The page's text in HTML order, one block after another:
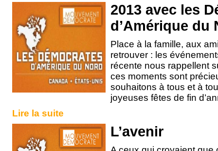
2013 avec les
d’Amérique du
Place à la famille, aux
retrouver : les
récente nous rappellent
ces moments sont
souhaitons à tous et à
joyeuses fêtes de fin
Lire la suite
L’avenir